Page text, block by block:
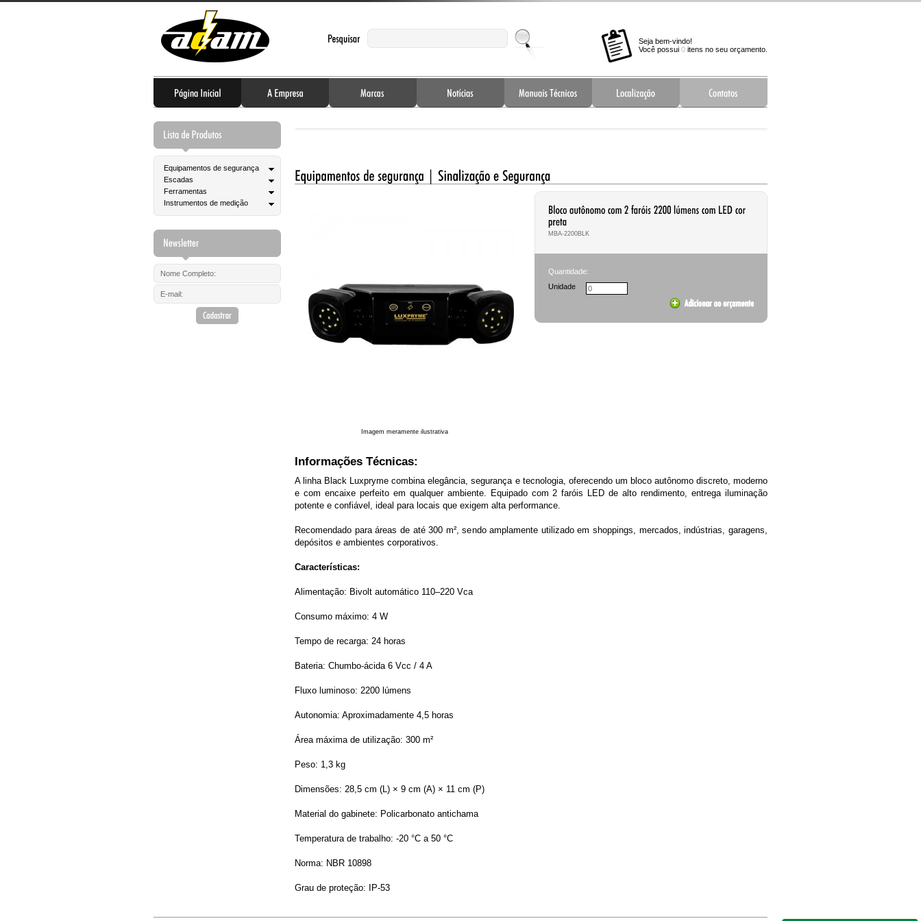
Seja bem-vindo!
Você possui 0 itens no seu orçamento.
Equipamentos de segurança
Escadas
Ferramentas
Instrumentos de medição
Imagem meramente ilustrativa
MBA-2200BLK
Quantidade:
Unidade
Informações Técnicas:
A linha Black Luxpryme combina elegância, segurança e tecnologia, oferecendo um bloco autônomo discreto, moderno
e com encaixe perfeito em qualquer ambiente. Equipado com 2 faróis LED de alto rendimento, entrega iluminação
potente e confiável, ideal para locais que exigem alta performance.
Recomendado para áreas de até 300 m², sendo amplamente utilizado em shoppings, mercados, indústrias, garagens,
depósitos e ambientes corporativos.
Características:
Alimentação: Bivolt automático 110–220 Vca
Consumo máximo: 4 W
Tempo de recarga: 24 horas
Bateria: Chumbo-ácida 6 Vcc / 4 A
Fluxo luminoso: 2200 lúmens
Autonomia: Aproximadamente 4,5 horas
Área máxima de utilização: 300 m²
Peso: 1,3 kg
Dimensões: 28,5 cm (L) × 9 cm (A) × 11 cm (P)
Material do gabinete: Policarbonato antichama
Temperatura de trabalho: -20 °C a 50 °C
Norma: NBR 10898
Grau de proteção: IP-53